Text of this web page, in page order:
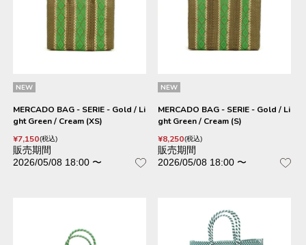
NEW
MERCADO BAG - SERIE - Gold / Li
ght Green / Cream (XS)
¥7,150 税込
販売期間
2026/05/08 18:00 〜
NEW
MERCADO BAG - SERIE - Gold / Li
ght Green / Cream (S)
¥8,250 税込
販売期間
2026/05/08 18:00 〜